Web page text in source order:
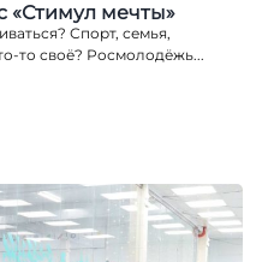
«Стимул мечты»
Спорт, семья,
то своё? Росмолодёжь...